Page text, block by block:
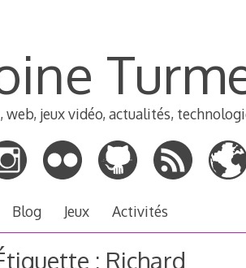
web, jeux vidéo, actualités,
Blog Jeux Activités
: Richard